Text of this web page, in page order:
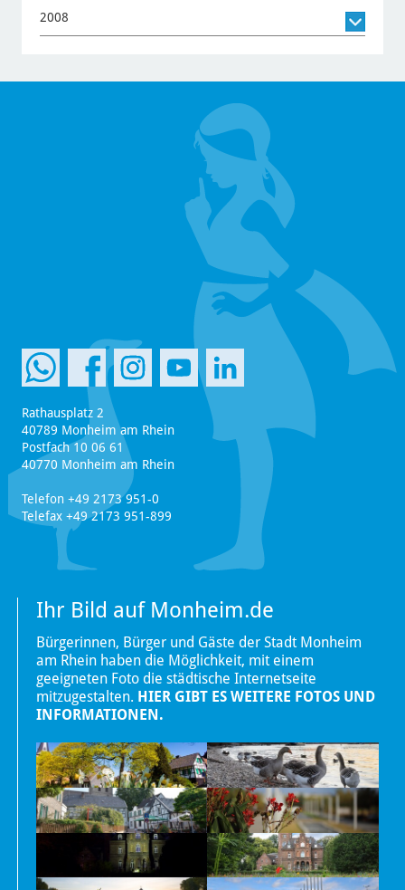
2008
Rathausplatz 2
40789 Monheim am Rhein
Postfach 10 06 61
40770 Monheim am Rhein
Telefon +49 2173 951-0
Telefax +49 2173 951-899
Ihr Bild auf Monheim.de
Bürgerinnen, Bürger und Gäste der Stadt Monheim
am Rhein haben die Möglichkeit, mit einem
geeigneten Foto die städtische Internetseite
mitzugestalten. HIER GIBT ES WEITERE FOTOS UND
INFORMATIONEN.